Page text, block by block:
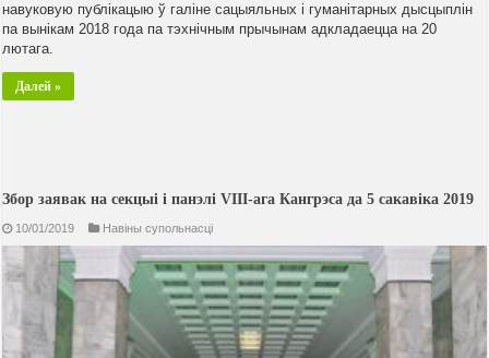
навуковую публікацыю ў галіне сацыяльных і гуманітарных дысцыплін
па вынікам 2018 года па тэхнічным прычынам адкладаецца на 20
лютага.
Далей »
Збор заявак на секцыі і панэлі VIII-ага Кангрэса да 5 сакавіка 2019
10/01/2019 Навiны супольнасцi